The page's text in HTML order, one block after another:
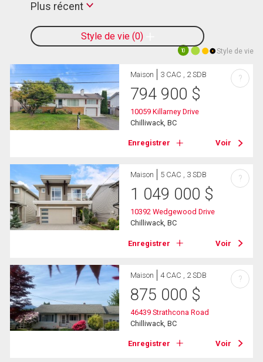
Style de vie 0
Plus récent
10 Style de vie
Maison 3 CAC , 2 SDB
794 900 $
10059 Killarney Drive
Chilliwack, BC
Enregistrer Voir
?
Maison 5 CAC , 3 SDB
1 049 000 $
10392 Wedgewood Drive
Chilliwack, BC
Enregistrer Voir
?
Maison 4 CAC , 2 SDB
875 000 $
46439 Strathcona Road
Chilliwack, BC
Enregistrer Voir
?